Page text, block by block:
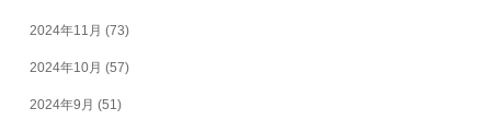
2024年11月 (73)
2024年10月 (57)
2024年9月 (51)